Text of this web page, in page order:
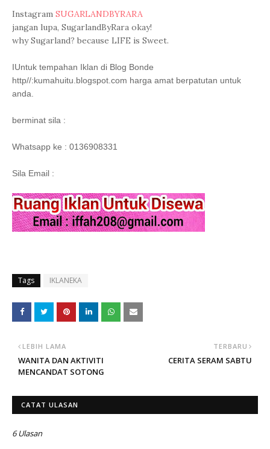
Instagram SUGARLANDBYRARA
jangan lupa, SugarlandByRara okay!
why Sugarland? because LIFE is Sweet.
IUntuk tempahan Iklan di Blog Bonde
http//:kumahuitu.blogspot.com harga amat berpatutan untuk
anda.
berminat sila :
Whatsapp ke : 0136908331
Sila Email :
Tags IKLANEKA
TERBARU
CERITA SERAM SABTU
LEBIH LAMA
WANITA DAN AKTIVITI
MENCANDAT SOTONG
CATAT ULASAN
6 Ulasan